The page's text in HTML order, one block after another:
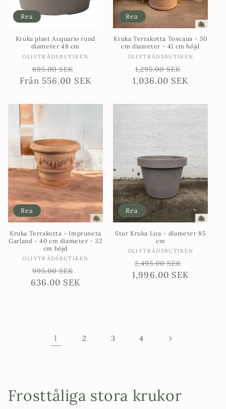
Rea
Kruka plast Acquario rund
diameter 48 cm
Säljare:
OLIVTRÄDSBUTIKEN
Ordinarie
pris
695.00 SEK
Försäljningspris
Från 556.00 SEK
Rea
Kruka Terrakotta Toscana - 50
cm diameter - 41 cm höjd
Säljare:
OLIVTRÄDSBUTIKEN
Ordinarie
pris
1,295.00 SEK
1,036.00 SEK
Rea
Kruka Terrakotta - Impruneta
Garland - 40 cm diameter - 32
cm höjd
Säljare:
OLIVTRÄDSBUTIKEN
Ordinarie
pris
995.00 SEK
Försäljningspris
636.00 SEK
Rea
Stor Kruka Lira - diameter 85
cm
Säljare:
OLIVTRÄDSBUTIKEN
Ordinarie
pris
2,495.00 SEK
1,996.00 SEK
1 2 3 4
P
Frosttåliga stora krukor